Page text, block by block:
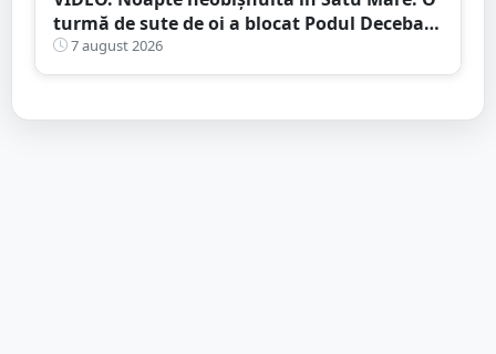
turmă de sute de oi a blocat Podul Decebal.
Gest de apreciat al ciobanului
7 august 2026